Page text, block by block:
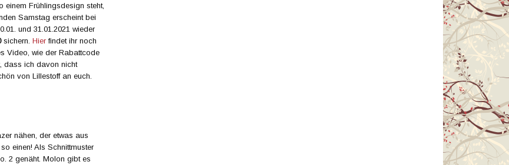
einem Frühlingsdesign steht,
Samstag erscheint bei
und 31.01.2021 wieder
sichern. Hier findet ihr noch
Video, wie der Rabattcode
dass ich davon nicht
von Lillestoff an euch.
nähen, der etwas aus
einen! Als Schnittmuster
2 genäht. Molon gibt es